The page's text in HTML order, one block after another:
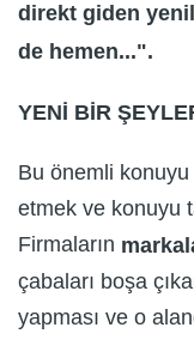
direkt giden
de hemen...".
YENİ BİR
Bu önemli konuyu
etmek ve konuyu
Firmaların
çabaları boşa
yapması ve o